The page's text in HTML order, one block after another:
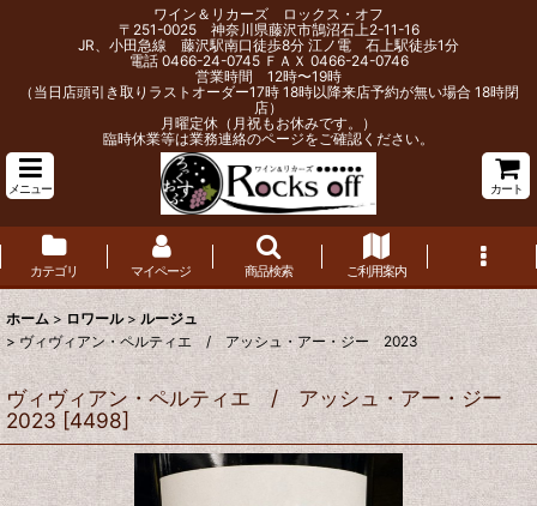
ワイン＆リカーズ ロックス・オフ
〒251-0025 神奈川県藤沢市鵠沼石上2-11-16
JR、小田急線 藤沢駅南口徒歩8分 江ノ電 石上駅徒歩1分
電話 0466-24-0745 ＦＡＸ 0466-24-0746
営業時間 12時〜19時
（当日店頭引き取りラストオーダー17時 18時以降来店予約が無い場合 18時閉
店）
月曜定休（月祝もお休みです。）
臨時休業等は業務連絡のページをご確認ください。
メニュー カート
カテゴリ マイページ 商品検索 ご利用案内
ホーム > ロワール > ルージュ
> ヴィヴィアン・ペルティエ / アッシュ・アー・ジー 2023
ヴィヴィアン・ペルティエ / アッシュ・アー・ジー
2023 [4498]